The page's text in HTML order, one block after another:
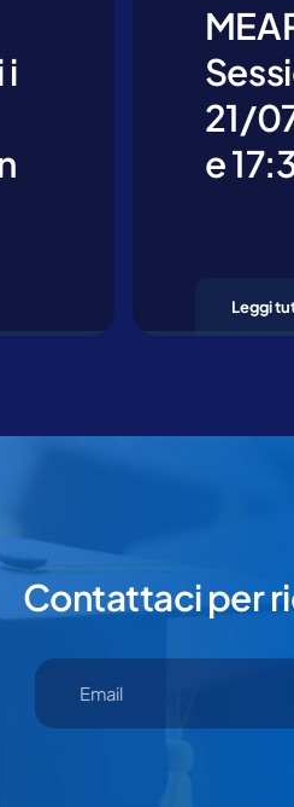
i
21/
e
Leggi
Contattaci per
su invia dichiari di aver preso